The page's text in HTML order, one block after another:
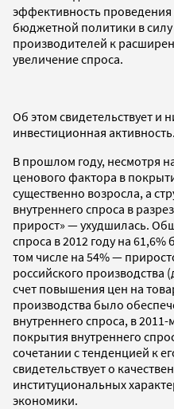
эффективность
бюджетной политики в
производителей к
увеличение спроса.
Об этом свидетельствует и
инвестиционная активность.
В прошлом году, несмотря
ценового фактора в
существенно возросла, а
внутреннего спроса в
прирост» — ухудшилась.
спроса в 2012 году на
том числе на 54% —
российского производства
счет повышения цен на
производства было
внутреннего спроса, в
покрытия внутреннего
сочетании с тенденцией к
свидетельствует о
институциональных
экономики.